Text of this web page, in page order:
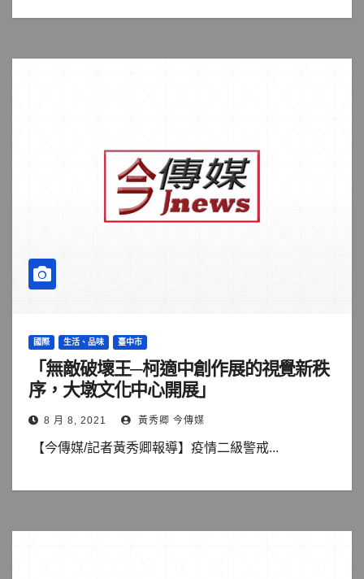
國際 生活、品味 臺中市
「無敵破壞王─柯適中創作展的視覺新秩
序，大墩文化中心開展」
8 月 8, 2021 黃秀卿 今傳媒
【今傳媒/記者黃秀卿報導】疫情二級警戒...